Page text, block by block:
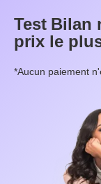
Test Bilan
prix le
*Aucun paiement